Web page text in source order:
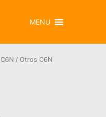
MENU
C6N / Otros C6N